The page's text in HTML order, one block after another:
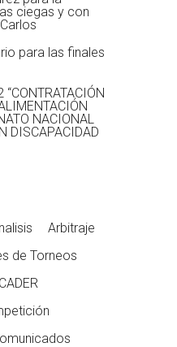
ciegas y con
para las finales
NACIONAL
DISCAPACIDAD
Arbitraje
de Torneos